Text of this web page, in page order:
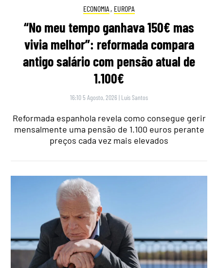
ECONOMIA , EUROPA
“No meu tempo ganhava 150€ mas
vivia melhor”: reformada compara
antigo salário com pensão atual de
1.100€
16:10 5 Agosto, 2026 | Luís Santos
Reformada espanhola revela como consegue gerir
mensalmente uma pensão de 1.100 euros perante
preços cada vez mais elevados